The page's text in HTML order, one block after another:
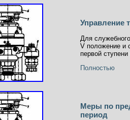
Управление
Для
V положение и
первой
Полностью
Меры по
период